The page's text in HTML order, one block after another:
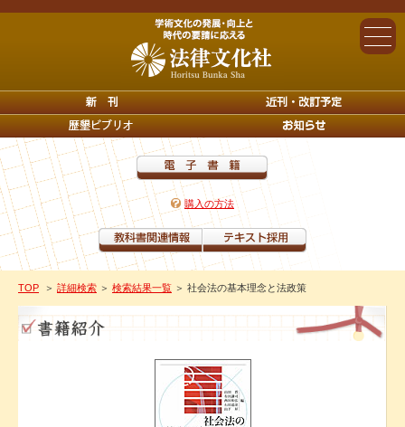
購入の方法
TOP ＞ 詳細検索 ＞ 検索結果一覧 ＞ 社会法の基本理念と法政策